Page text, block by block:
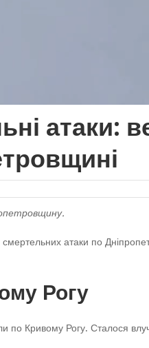
атаки:
атаки по
Рогу
по Кривому Рогу. Сталося